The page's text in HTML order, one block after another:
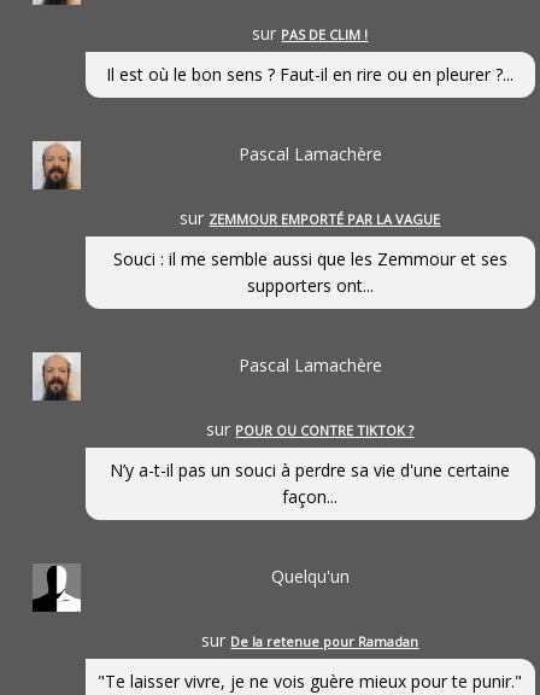
sur PAS DE CLIM !
Il est où le bon sens ? Faut-il en rire ou en pleurer ?...
Pascal Lamachère
sur ZEMMOUR EMPORTÉ PAR LA VAGUE
Souci : il me semble aussi que les Zemmour et ses
supporters ont...
Pascal Lamachère
sur POUR OU CONTRE TIKTOK ?
N’y a-t-il pas un souci à perdre sa vie d'une certaine
façon...
Quelqu'un
sur De la retenue pour Ramadan
"Te laisser vivre, je ne vois guère mieux pour te punir."